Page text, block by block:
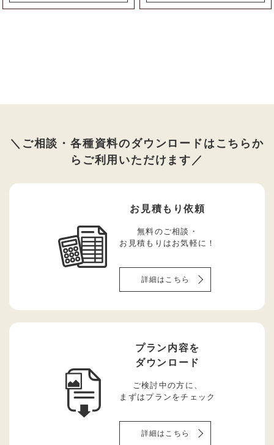
＼ご相談・各種資料のダウンロードはこちらか
らご利用いただけます／
お見積もり依頼
無料のご相談・
お見積もりはお気軽に！
詳細はこちら
プラン内容を
ダウンロード
ご検討中の方に、
まずはプランをチェック
詳細はこちら